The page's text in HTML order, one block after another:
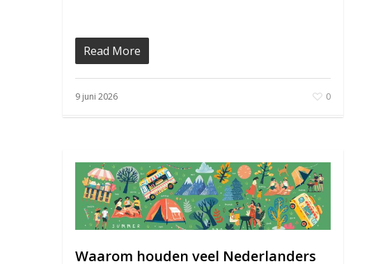
Read More
9 juni 2026 0
Waarom houden veel Nederlanders